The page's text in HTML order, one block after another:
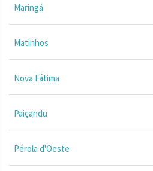
Maringá
Matinhos
Nova Fátima
Paiçandu
Pérola d'Oeste